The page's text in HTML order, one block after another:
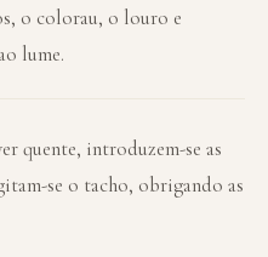
o colorau, o louro e
lume.
quente, introduzem-se as
se o tacho, obrigando as